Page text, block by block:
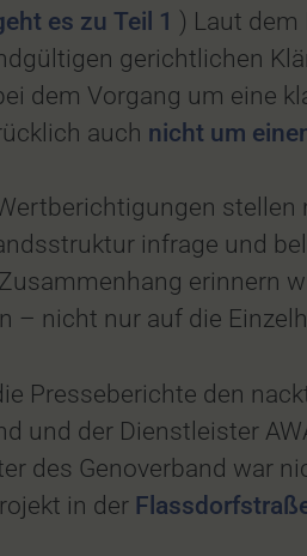
es zu Teil 1 ) Laut
gerichtlichen
dem Vorgang um eine
auch nicht um
stellen
infrage und
erinnern
nicht nur auf die
Presseberichte den
und der Dienstleister
des Genoverband war
in der